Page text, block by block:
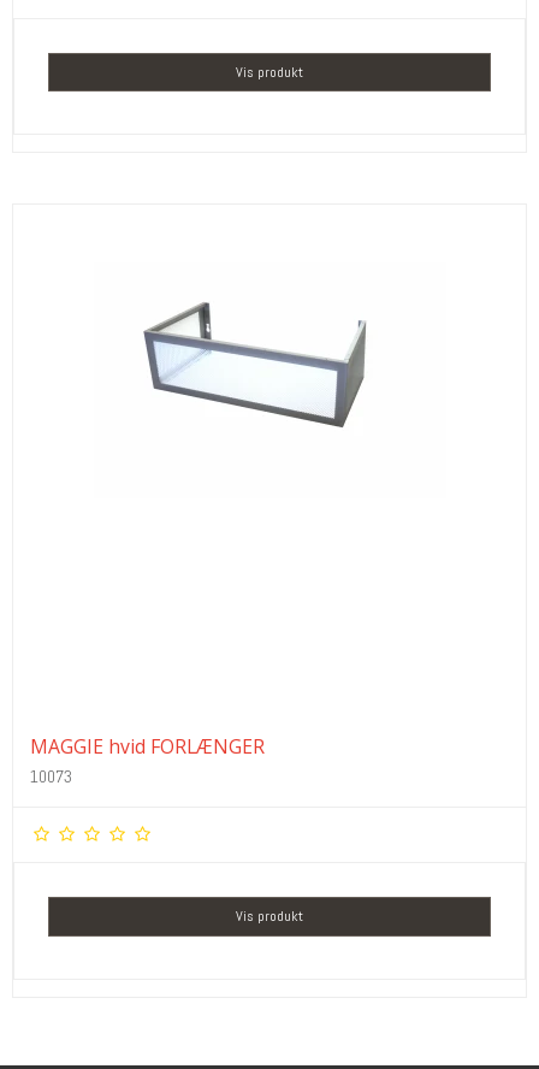
Vis produkt
MAGGIE hvid FORLÆNGER
10073
Vis produkt